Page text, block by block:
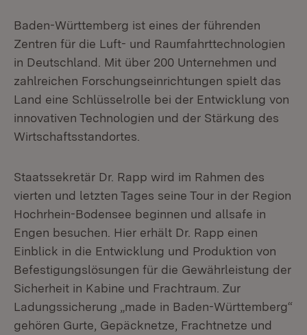
Baden-Württemberg ist eines der führenden
Zentren für die Luft- und Raumfahrttechnologien
in Deutschland. Mit über 200 Unternehmen und
zahlreichen Forschungseinrichtungen spielt das
Land eine Schlüsselrolle bei der Entwicklung von
innovativen Technologien und der Stärkung des
Wirtschaftsstandortes.
Staatssekretär Dr. Rapp wird im Rahmen des
vierten und letzten Tages seine Tour in der Region
Hochrhein-Bodensee beginnen und allsafe in
Engen besuchen. Hier erhält Dr. Rapp einen
Einblick in die Entwicklung und Produktion von
Befestigungslösungen für die Gewährleistung der
Sicherheit in Kabine und Frachtraum. Zur
Ladungssicherung „made in Baden-Württemberg“
gehören Gurte, Gepäcknetze, Frachtnetze und